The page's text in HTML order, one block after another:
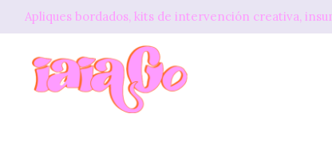
Apliques bordados, kits de intervención creativa,